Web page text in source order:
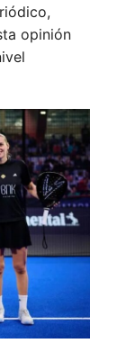
opinión